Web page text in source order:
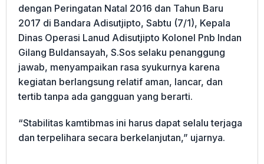
dengan Peringatan Natal 2016 dan Tahun Baru
2017 di Bandara Adisutjipto, Sabtu (7/1), Kepala
Dinas Operasi Lanud Adisutjipto Kolonel Pnb Indan
Gilang Buldansayah, S.Sos selaku penanggung
jawab, menyampaikan rasa syukurnya karena
kegiatan berlangsung relatif aman, lancar, dan
tertib tanpa ada gangguan yang berarti.
“Stabilitas kamtibmas ini harus dapat selalu terjaga
dan terpelihara secara berkelanjutan,” ujarnya.